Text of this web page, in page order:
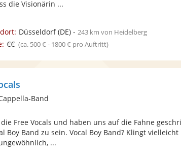
die Visionärin ...
Düsseldorf(DE)- 243 km von Heidelberg
€€ (ca. 500 € - 1800 € pro Auftritt)
Band
Free Vocals und haben uns auf die Fahne
Boy Band zu sein. Vocal Boy Band? Klingt vielleicht
...